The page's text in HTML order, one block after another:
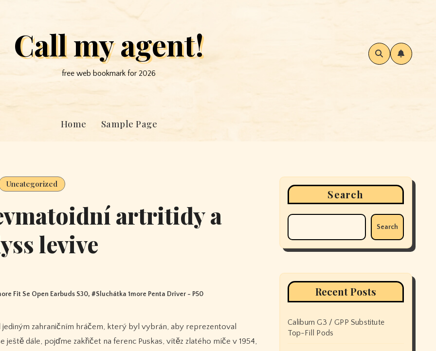
Call my agent!
free web bookmark for 2026
Home Sample Page
Uncategorized
artritidy a
levive
Fit Se Open Earbuds S30, #Sluchátka 1more Penta Driver - P50
ještě dále, pojďme zakřičet na ferenc Puskas, vítěz zlatého míče v 1954,
Search
Search
Recent Posts
Caliburn G3 / GPP Substitute
Top-Fill Pods